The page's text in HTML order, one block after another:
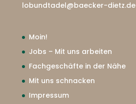
lobundtadel@baecker-dietz.de
Moin!
Jobs – Mit uns arbeiten
Fachgeschäfte in der Nähe
Mit uns schnacken
Impressum